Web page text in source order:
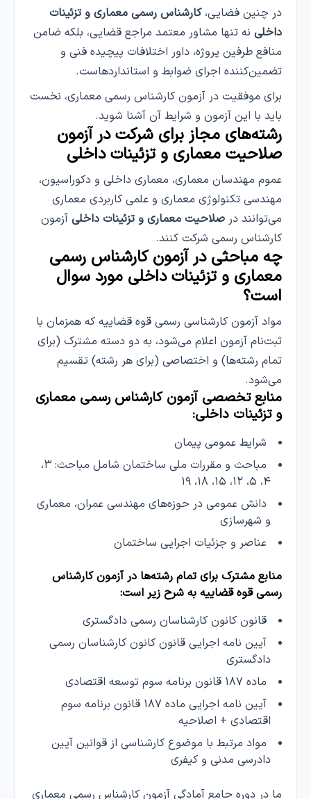
در چنین فضایی،کارشناس رسمی معماری و تزئینات
داخلی نه تنها مشاور معتمد مراجع قضایی، بلکه ضامن
منافع طرفین پروژه، داور اختلافات پیچیده فنی و
تضمین‌کننده اجرای ضوابط و استانداردهاست.
برای موفقیت در آزمون کارشناس رسمی معماری، نخست
باید با این آزمون و شرایط آن آشنا شوید.
رشته‌های مجاز برای شرکت در آزمون
صلاحیت معماری و تزئینات داخلی
عموم مهندسان معماری، معماری داخلی و دکوراسیون،
مهندسی تکنولوژی معماری و علمی کاربردی معماری
می‌توانند درصلاحیت معماری و تزئینات داخلی آزمون
کارشناس رسمی شرکت کنند.
چه مباحثی در آزمون‌ کارشناس رسمی
معماری و تزئینات داخلی مورد سوال
است؟
مواد آزمون کارشناسی رسمی قوه قضاییه که همزمان با
ثبت‌نام آزمون اعلام می‌شود، به دو دسته مشترک (برای
تمام رشته‌ها) و اختصاصی (برای هر رشته) تقسیم
می‌شود.
منابع تخصصی آزمون‌ کارشناس رسمی معماری
و تزئینات داخلی:
شرایط عمومی پیمان
مباحث و مقررات ملی ساختمان شامل مباحث: ۳،
۴، ۵، ۱۲، ۱۵، ۱۸، ۱۹
دانش عمومی در حوزه‌های مهندسی عمران، معماری
و شهرسازی
عناصر و جزئیات اجرایی ساختمان
منابع مشترک برای تمام رشته‌ها در آزمون کارشناس
رسمی قوه قضاییه به شرح زیر است:
قانون کانون کارشناسان رسمی دادگستری
آیین نامه اجرایی قانون کانون کارشناسان رسمی
دادگستری
ماده ۱۸۷ قانون برنامه سوم توسعه اقتصادی
آیین نامه اجرایی ماده ۱۸۷ قانون برنامه سوم
اقتصادی + اصلاحیه
مواد مرتبط با موضوع کارشناسی از قوانین آیین
دادرسی مدنی و کیفری
ما در دوره‌ جامع آمادگی آزمون کارشناس رسمی معماری